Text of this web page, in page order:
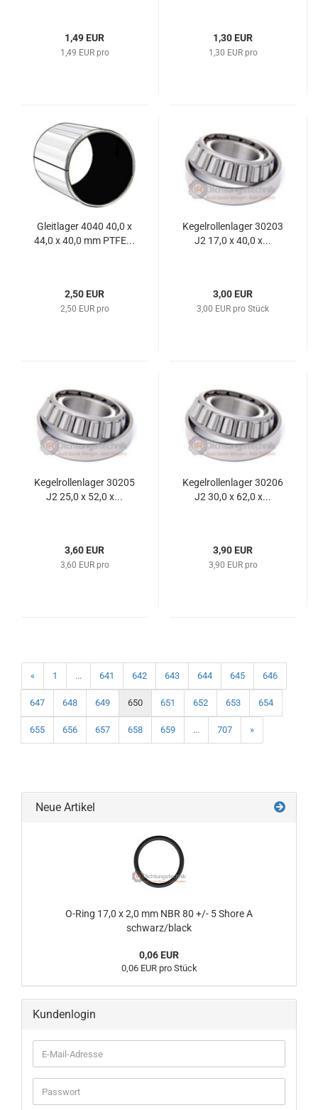
1,49 EUR
1,49 EUR pro
1,30 EUR
1,30 EUR pro
Gleitlager 4040 40,0 x
44,0 x 40,0 mm PTFE...
2,50 EUR
2,50 EUR pro
Kegelrollenlager 30203
J2 17,0 x 40,0 x...
3,00 EUR
3,00 EUR pro Stück
Kegelrollenlager 30205
J2 25,0 x 52,0 x...
3,60 EUR
3,60 EUR pro
Kegelrollenlager 30206
J2 30,0 x 62,0 x...
3,90 EUR
3,90 EUR pro
« 1 ... 641 642 643 644 645 646
647 648 649 650 651 652 653 654
655 656 657 658 659 ... 707 »
Neue Artikel
O-Ring 17,0 x 2,0 mm NBR 80 +/- 5 Shore A
schwarz/black
0,06 EUR
0,06 EUR pro Stück
Kundenlogin
E-
Mail-
Adresse
Passwort